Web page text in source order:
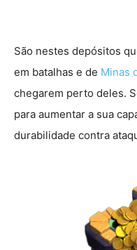
São nestes depósitos
em batalhas e de Minas
chegarem perto deles.
para aumentar a sua
durabilidade contra